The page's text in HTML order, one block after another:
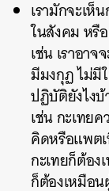
เรามักจะเห็
ในสังคม หรื
เช่น เราอา
มีมงกุฏ ไม่มี
ปฏิบัติยังไง
เช่น กะเทย
คิดหรือแพตเ
กะเทยก็ต้อ
ก็ต้องเหมือ